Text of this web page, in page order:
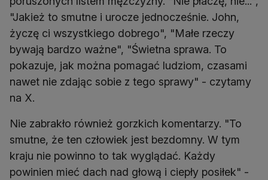
"Jakież to smutne i urocze jednocześnie. John,
życzę ci wszystkiego dobrego", "Małe rzeczy
bywają bardzo ważne", "Świetna sprawa. To
pokazuje, jak można pomagać ludziom, czasami
nawet nie zdając sobie z tego sprawy" - czytamy
na X.
Nie zabrakło również gorzkich komentarzy. "To
smutne, że ten człowiek jest bezdomny. W tym
kraju nie powinno to tak wyglądać. Każdy
powinien mieć dach nad głową i ciepły posiłek" -